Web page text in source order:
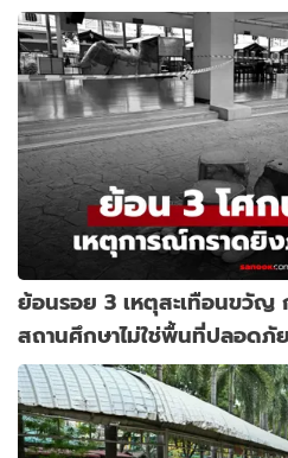
ย้อนรอย 3 เหตุสะเทือนขวัญ
สถานศึกษาไม่ใช่พื้นที่ปลอดภัย